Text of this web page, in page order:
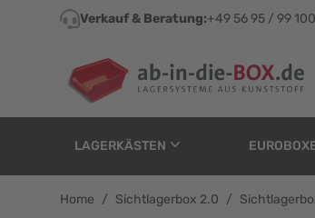
Direkt zum Inhalt
Verkauf & Beratung:+49 56 95 / 99
LAGERKÄSTEN
Home / Sichtlagerbox 2.0 /